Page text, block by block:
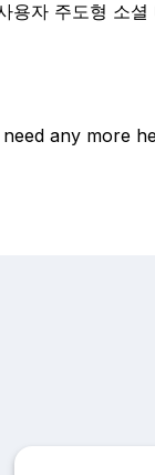
용자 주도형 소
any more